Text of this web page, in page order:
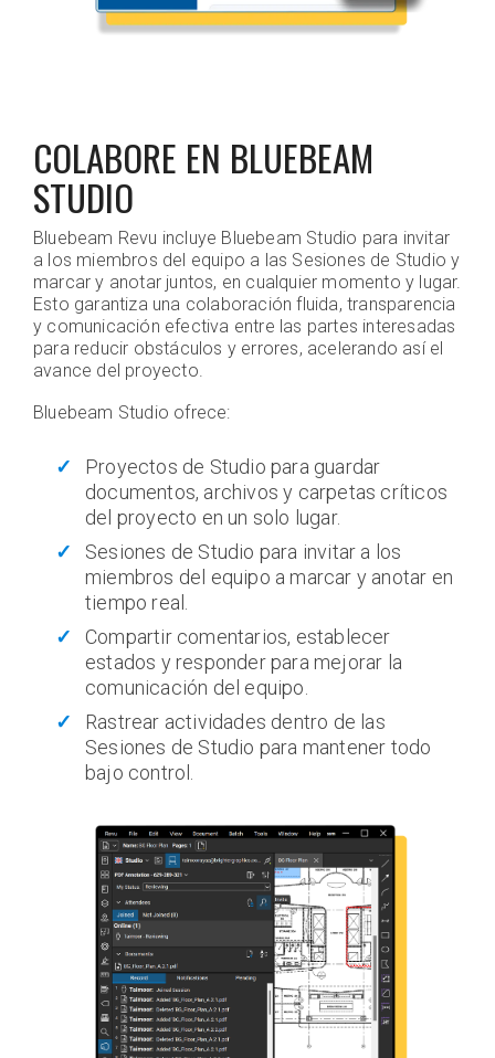
COLABORE EN BLUEBEAM
STUDIO
Bluebeam Revu incluye Bluebeam Studio para invitar
a los miembros del equipo a las Sesiones de Studio y
marcar y anotar juntos, en cualquier momento y lugar.
Esto garantiza una colaboración fluida, transparencia
y comunicación efectiva entre las partes interesadas
para reducir obstáculos y errores, acelerando así el
avance del proyecto.
Bluebeam Studio ofrece:
Proyectos de Studio para guardar
documentos, archivos y carpetas críticos
del proyecto en un solo lugar.
Sesiones de Studio para invitar a los
miembros del equipo a marcar y anotar en
tiempo real.
Compartir comentarios, establecer
estados y responder para mejorar la
comunicación del equipo.
Rastrear actividades dentro de las
Sesiones de Studio para mantener todo
bajo control.